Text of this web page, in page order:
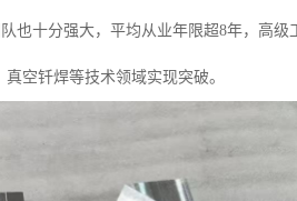
也十分强大，平均从业年限超8年，高级
空钎焊等技术领域实现突破。